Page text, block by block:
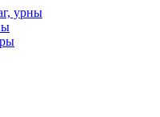
урны